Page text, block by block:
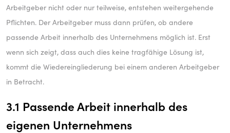
Arbeitgeber nicht oder nur teilweise, entstehen weitergehende
Pflichten. Der Arbeitgeber muss dann prüfen, ob andere
passende Arbeit innerhalb des Unternehmens möglich ist. Erst
wenn sich zeigt, dass auch dies keine tragfähige Lösung ist,
kommt die Wiedereingliederung bei einem anderen Arbeitgeber
in Betracht.
3.1 Passende Arbeit innerhalb des
eigenen Unternehmens